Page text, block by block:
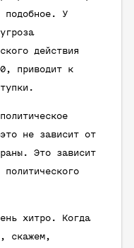
подобное. У
действия
приводит к
не зависит от
Это зависит
хитро. Когда
скажем,